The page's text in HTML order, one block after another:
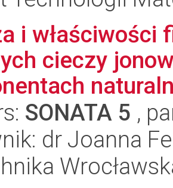
i właściwości
cieczy
SONATA 5 ,
dr Joanna